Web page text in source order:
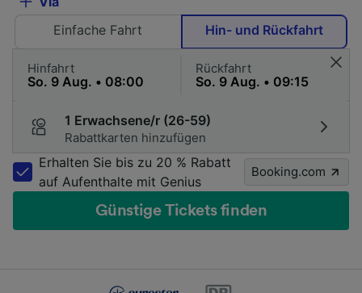
Einfache Fahrt
Hin- und Rückfahrt
Hinfahrt Rückfahrt
1 Erwachsene/r (26-59)
Rabattkarten hinzufügen
Erhalten Sie bis zu 20 % Rabatt
auf Aufenthalte mit Genius
Booking.com
Günstige Tickets finden